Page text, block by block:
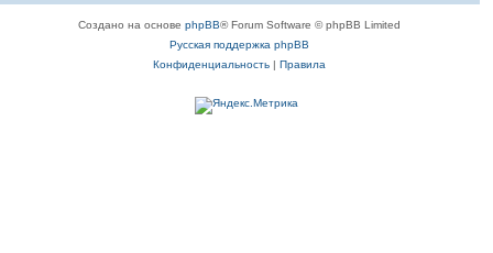
Создано на основеphpBB® Forum Software © phpBB Limited
Русская поддержка phpBB
Конфиденциальность |Правила